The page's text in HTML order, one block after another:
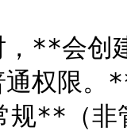
，**会创
通权限
规**（